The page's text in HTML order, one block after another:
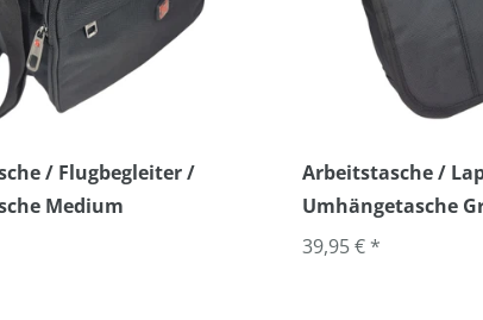
/ Flugbegleiter /
Medium
Arbeitstasche /
Umhängetasche
39,95 € *